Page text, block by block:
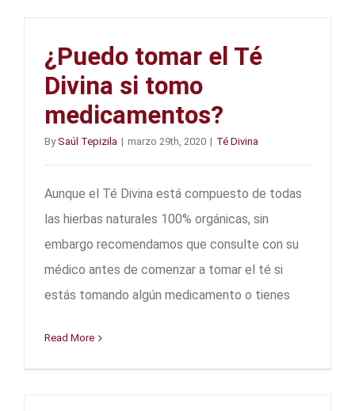
¿Puedo tomar el Té
Divina si tomo
medicamentos?
BySaúl Tepizila | marzo 29th, 2020 | Té Divina
Aunque el Té Divina está compuesto de todas
las hierbas naturales 100% orgánicas, sin
embargo recomendamos que consulte con su
médico antes de comenzar a tomar el té si
estás tomando algún medicamento o tienes
Read More